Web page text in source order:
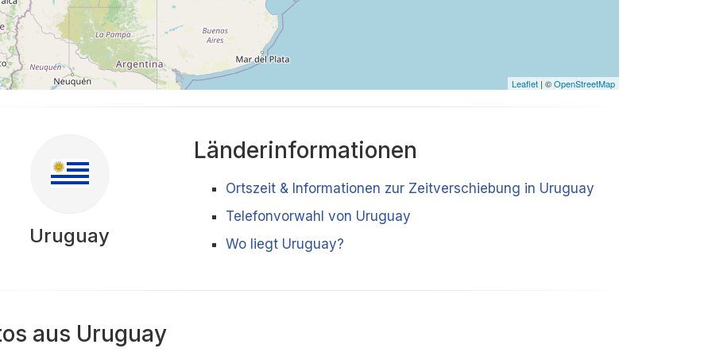
Leaflet | ©OpenStreetMap
Uruguay
Länderinformationen
Ortszeit & Informationen zur Zeitverschiebung in Uruguay
Telefonvorwahl von Uruguay
Wo liegt Uruguay?
aus Uruguay